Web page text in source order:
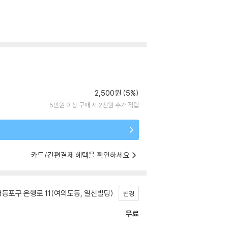
2,500원 (5%)
5만원 이상 구매 시 2천원 추가 적립
카드/간편결제 혜택을 확인하세요
포구 은행로 11(여의도동, 일신빌딩) 변경
무료